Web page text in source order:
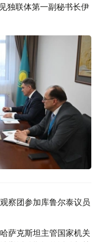
独联体第一副秘书长伊
察团参加库鲁尔泰议员
萨克斯坦主管国家机关